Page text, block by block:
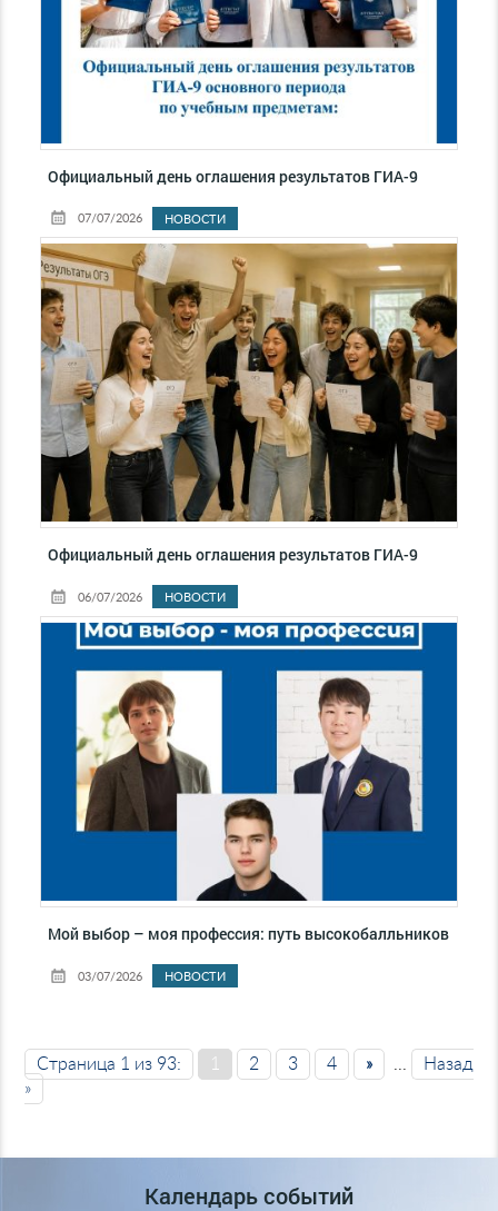
Официальный день оглашения результатов ГИА-9
07/07/2026 НОВОСТИ
Официальный день оглашения результатов ГИА-9
06/07/2026 НОВОСТИ
Мой выбор – моя профессия: путь высокобалльников
03/07/2026 НОВОСТИ
Страница 1 из 93: 1 2 3 4 » ...
Назад
»
Календарь событий